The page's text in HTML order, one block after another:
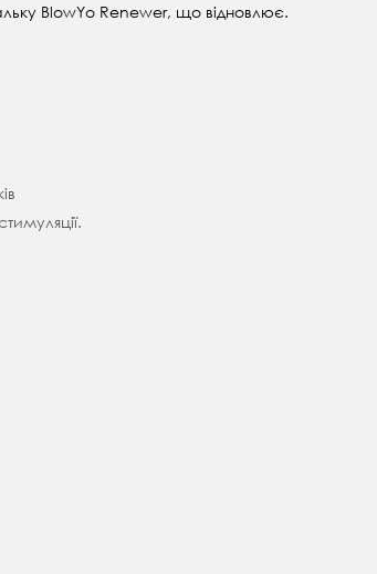
BlowYo Renewer, що відновлює.